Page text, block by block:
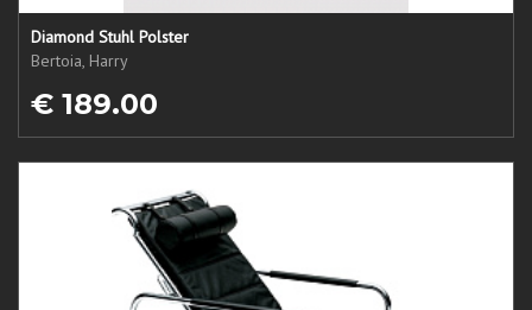
Diamond Stuhl Polster
Bertoia, Harry
€ 189.00